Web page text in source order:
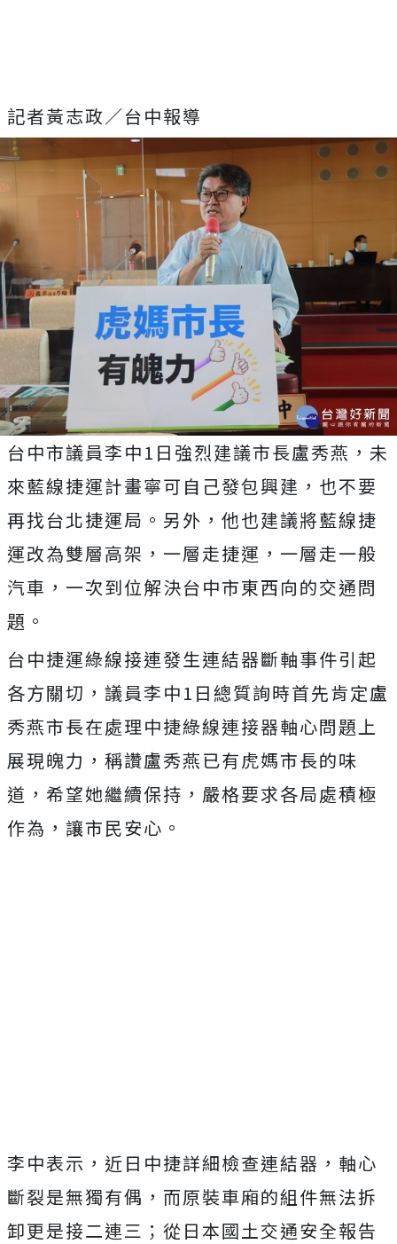
記者黃志政／台中報導
台中市議員李中1日強烈建議市長盧秀燕，未
來藍線捷運計畫寧可自己發包興建，也不要
再找台北捷運局。另外，他也建議將藍線捷
運改為雙層高架，一層走捷運，一層走一般
汽車，一次到位解決台中市東西向的交通問
題。
台中捷運綠線接連發生連結器斷軸事件引起
各方關切，議員李中1日總質詢時首先肯定盧
秀燕市長在處理中捷綠線連接器軸心問題上
展現魄力，稱讚盧秀燕已有虎媽市長的味
道，希望她繼續保持，嚴格要求各局處積極
作為，讓市民安心。
李中表示，近日中捷詳細檢查連結器，軸心
斷裂是無獨有偶，而原裝車廂的組件無法拆
卸更是接二連三；從日本國土交通安全報告